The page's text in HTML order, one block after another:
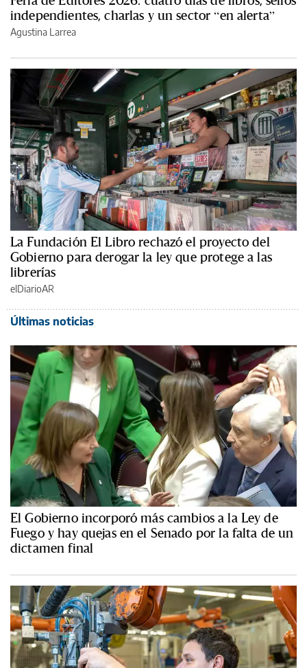
independientes, charlas y un sector “en alerta”
Agustina Larrea
La Fundación El Libro rechazó el proyecto del
Gobierno para derogar la ley que protege a las
librerías
elDiarioAR
Últimas noticias
El Gobierno incorporó más cambios a la Ley de
Fuego y hay quejas en el Senado por la falta de un
dictamen final